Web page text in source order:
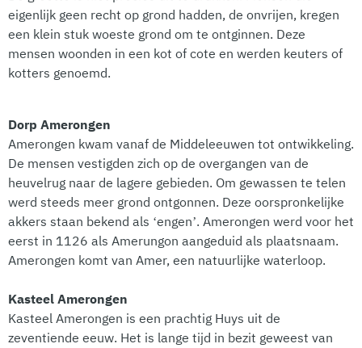
eigenlijk geen recht op grond hadden, de onvrijen, kregen
een klein stuk woeste grond om te ontginnen. Deze
mensen woonden in een kot of cote en werden keuters of
kotters genoemd.
Dorp Amerongen
Amerongen kwam vanaf de Middeleeuwen tot ontwikkeling.
De mensen vestigden zich op de overgangen van de
heuvelrug naar de lagere gebieden. Om gewassen te telen
werd steeds meer grond ontgonnen. Deze oorspronkelijke
akkers staan bekend als ‘engen’. Amerongen werd voor het
eerst in 1126 als Amerungon aangeduid als plaatsnaam.
Amerongen komt van Amer, een natuurlijke waterloop.
Kasteel Amerongen
Kasteel Amerongen is een prachtig Huys uit de
zeventiende eeuw. Het is lange tijd in bezit geweest van